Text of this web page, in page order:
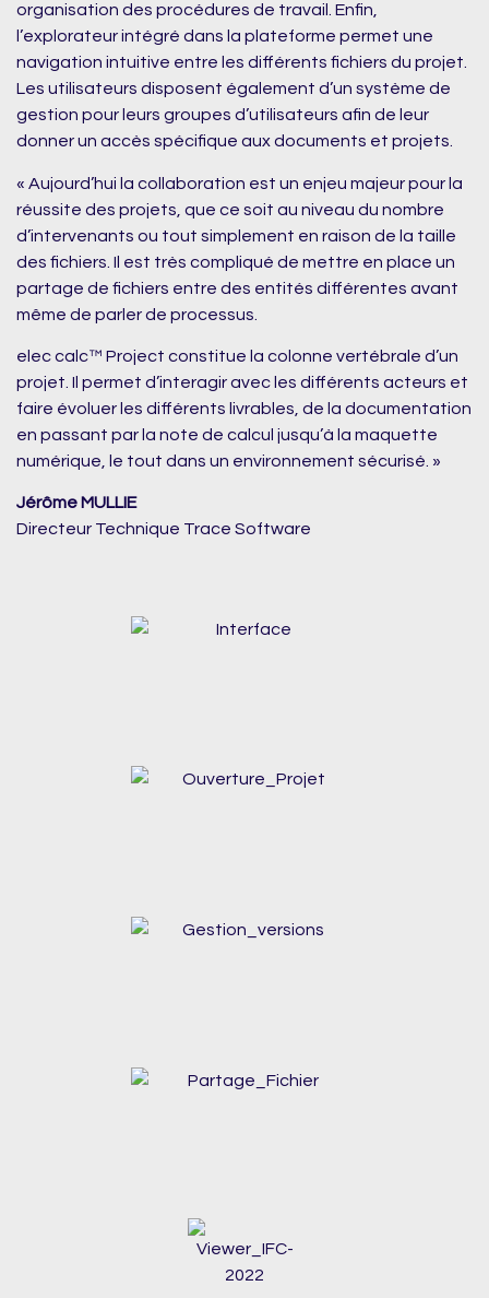
organisation des procédures de travail. Enfin,
l’explorateur intégré dans la plateforme permet une
navigation intuitive entre les différents fichiers du projet.
Les utilisateurs disposent également d’un système de
gestion pour leurs groupes d’utilisateurs afin de leur
donner un accès spécifique aux documents et projets.
« Aujourd’hui la collaboration est un enjeu majeur pour la
réussite des projets, que ce soit au niveau du nombre
d’intervenants ou tout simplement en raison de la taille
des fichiers. Il est très compliqué de mettre en place un
partage de fichiers entre des entités différentes avant
même de parler de processus.
elec calc™ Project constitue la colonne vertébrale d’un
projet. Il permet d’interagir avec les différents acteurs et
faire évoluer les différents livrables, de la documentation
en passant par la note de calcul jusqu’à la maquette
numérique, le tout dans un environnement sécurisé. »
Jérôme MULLIE
Directeur Technique Trace Software